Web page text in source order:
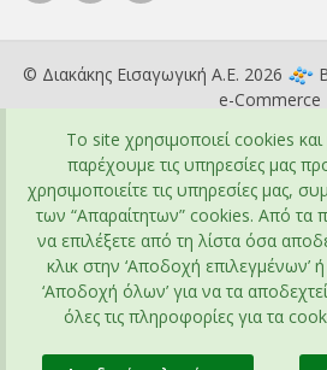
© Διακάκης Εισαγωγική Α.Ε. 2026
e-Commerce
To site χρησιμοποιεί cookies
παρέχουμε τις υπηρεσίες μας
χρησιμοποιείτε τις υπηρεσίες μας,
των “Απαραίτητων” cookies. Από τα
να επιλέξετε από τη λίστα όσα
κλικ στην ‘Αποδοχή επιλεγμένων’
‘Αποδοχή όλων’ για να τα
όλες τις πληροφορίες για τα